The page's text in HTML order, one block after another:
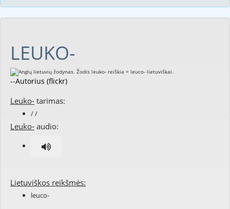
LEUKO-
--Autorius (flickr)
Leuko- tarimas:
/ /
Leuko- audio:
Lietuviškos reikšmės:
leuco-